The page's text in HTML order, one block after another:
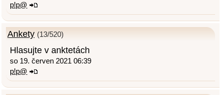
p!p@
Ankety (13/520)
Hlasujte v anktetách
so 19. červen 2021 06:39
p!p@